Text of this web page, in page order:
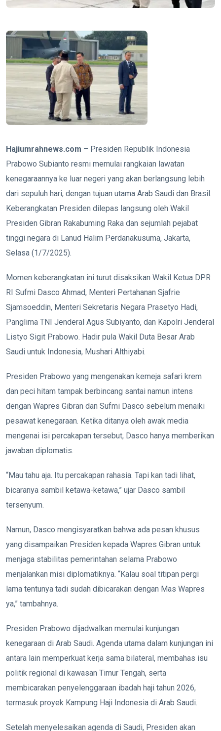
Hajiumrahnews.com – Presiden Republik Indonesia
Prabowo Subianto resmi memulai rangkaian lawatan
kenegaraannya ke luar negeri yang akan berlangsung lebih
dari sepuluh hari, dengan tujuan utama Arab Saudi dan Brasil.
Keberangkatan Presiden dilepas langsung oleh Wakil
Presiden Gibran Rakabuming Raka dan sejumlah pejabat
tinggi negara di Lanud Halim Perdanakusuma, Jakarta,
Selasa (1/7/2025).
Momen keberangkatan ini turut disaksikan Wakil Ketua DPR
RI Sufmi Dasco Ahmad, Menteri Pertahanan Sjafrie
Sjamsoeddin, Menteri Sekretaris Negara Prasetyo Hadi,
Panglima TNI Jenderal Agus Subiyanto, dan Kapolri Jenderal
Listyo Sigit Prabowo. Hadir pula Wakil Duta Besar Arab
Saudi untuk Indonesia, Mushari Althiyabi.
Presiden Prabowo yang mengenakan kemeja safari krem
dan peci hitam tampak berbincang santai namun intens
dengan Wapres Gibran dan Sufmi Dasco sebelum menaiki
pesawat kenegaraan. Ketika ditanya oleh awak media
mengenai isi percakapan tersebut, Dasco hanya memberikan
jawaban diplomatis.
“Mau tahu aja. Itu percakapan rahasia. Tapi kan tadi lihat,
bicaranya sambil ketawa-ketawa,” ujar Dasco sambil
tersenyum.
Namun, Dasco mengisyaratkan bahwa ada pesan khusus
yang disampaikan Presiden kepada Wapres Gibran untuk
menjaga stabilitas pemerintahan selama Prabowo
menjalankan misi diplomatiknya. “Kalau soal titipan pergi
lama tentunya tadi sudah dibicarakan dengan Mas Wapres
ya,” tambahnya.
Presiden Prabowo dijadwalkan memulai kunjungan
kenegaraan di Arab Saudi. Agenda utama dalam kunjungan ini
antara lain memperkuat kerja sama bilateral, membahas isu
politik regional di kawasan Timur Tengah, serta
membicarakan penyelenggaraan ibadah haji tahun 2026,
termasuk proyek Kampung Haji Indonesia di Arab Saudi.
Setelah menyelesaikan agenda di Saudi, Presiden akan